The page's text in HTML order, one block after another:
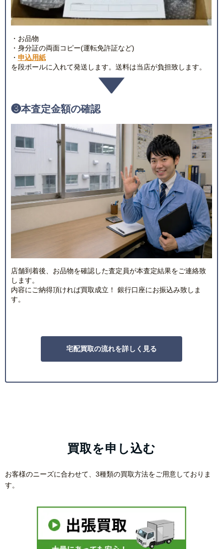
・お品物
・身分証の両面コピー(運転免許証など)
・ 申込用紙
を段ボールに入れて発送します。送料は当店が負担致します。
❸本査定金額の確認
店舗到着後、お品物を確認した査定員が本査定結果をご連絡致
します。
内容にご納得頂ければ買取成立！ 銀行口座にお振込み致しま
す。
宅配買取の流れを詳しく見る
買取を申し込む
お客様のニーズに合わせて、3種類の買取方法をご用意しておりま
す。